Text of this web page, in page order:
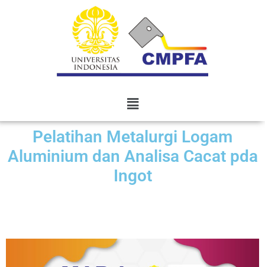
Pelatihan Metalurgi Logam
Aluminium dan Analisa Cacat pda
Ingot